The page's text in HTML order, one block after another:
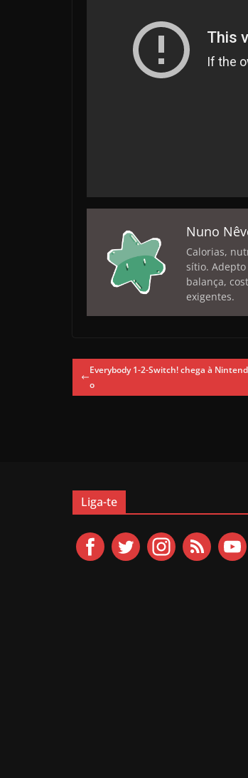
Nuno
Calorias,
sítio.
balança,
exigentes.
Everybody 1-2-Switch! chega à
o
Liga-te